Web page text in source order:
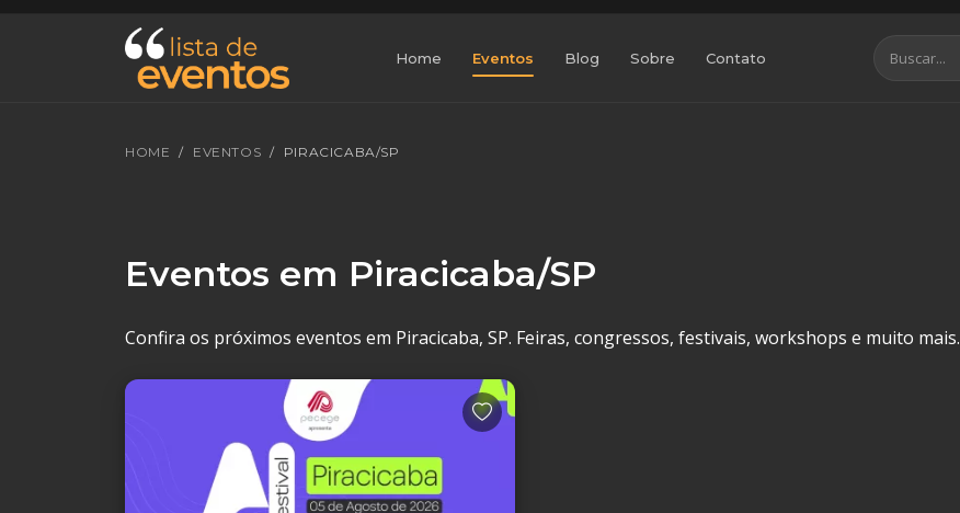
Home Eventos Blog Sobre Contato
HOME EVENTOS PIRACICABA/SP
Eventos em Piracicaba/SP
Confira os próximos eventos em Piracicaba, SP. Feiras, congressos, festivais, workshops e muito mais.